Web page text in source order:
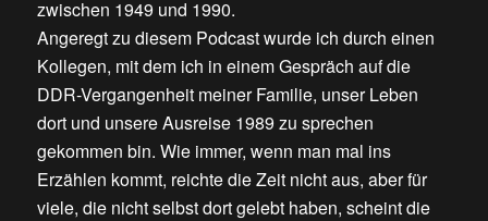
zwischen 1949 und 1990.
Angeregt zu diesem Podcast wurde ich durch einen
Kollegen, mit dem ich in einem Gespräch auf die
DDR-Vergangenheit meiner Familie, unser Leben
dort und unsere Ausreise 1989 zu sprechen
gekommen bin. Wie immer, wenn man mal ins
Erzählen kommt, reichte die Zeit nicht aus, aber für
viele, die nicht selbst dort gelebt haben, scheint die